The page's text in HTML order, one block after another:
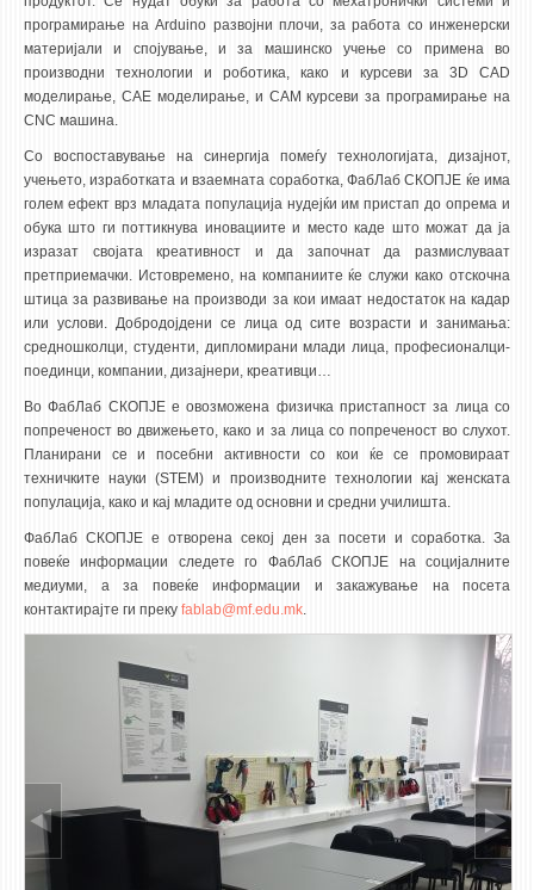
ДА ВИНЧИ МАГАЗИН
СТИПЕНДИИ/ПРАКСИ
СТИПЕНДИИ
КОНТАКТ
програмирање на Arduino развојни плочи, за работа со инженерски
материјали и спојување, и за машинско учење со примена во
производни технологии и роботика, како и курсеви за 3D CAD
моделирање, CAE моделирање, и CAM курсеви за програмирање на
CNC машина.
Со воспоставување на синергија помеѓу технологијата, дизајнот,
учењето, изработката и взаемната соработка, ФабЛаб СКОПЈЕ ќе има
голем ефект врз младата популација нудејќи им пристап до опрема и
обука што ги поттикнува иновациите и место каде што можат да ја
изразат својата креативност и да започнат да размислуваат
претприемачки. Истовремено, на компаниите ќе служи како отскочна
штица за развивање на производи за кои имаат недостаток на кадар
или услови. Добродојдени се лица од сите возрасти и занимања:
средношколци, студенти, дипломирани млади лица, професионалци-
поединци, компании, дизајнери, креативци…
Во ФабЛаб СКОПЈЕ е овозможена физичка пристапност за лица со
попреченост во движењето, како и за лица со попреченост во слухот.
Планирани се и посебни активности со кои ќе се промовираат
техничките науки (STEM) и производните технологии кај женската
популација, како и кај младите од основни и средни училишта.
ФабЛаб СКОПЈЕ е отворена секој ден за посети и соработка. За
повеќе информации следете го ФабЛаб СКОПЈЕ на социјалните
медиуми, а за повеќе информации и закажување на посета
контактирајте ги преку fablab@mf.edu.mk.